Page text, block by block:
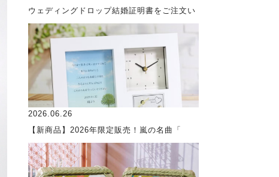
ウェディングドロップ結婚証明書をご注文い
2026.06.26
【新商品】2026年限定販売！嵐の名曲「